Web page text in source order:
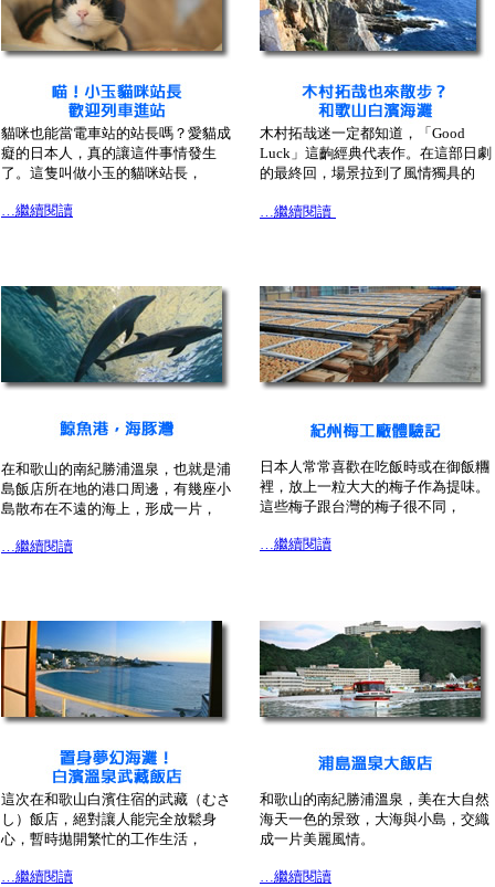
貓咪也能當電車站的站長嗎？愛貓成
癡的日本人，真的讓這件事情發生
了。這隻叫做小玉的貓咪站長，
…繼續閱讀
木村拓哉迷一定都知道，「Good
Luck」這齣經典代表作。在這部日劇
的最終回，場景拉到了風情獨具的
…繼續閱讀
在和歌山的南紀勝浦溫泉，也就是浦
島飯店所在地的港口周邊，有幾座小
島散布在不遠的海上，形成一片，
…繼續閱讀
日本人常常喜歡在吃飯時或在御飯糰
裡，放上一粒大大的梅子作為提味。
這些梅子跟台灣的梅子很不同，
…繼續閱讀
這次在和歌山白濱住宿的武藏（むさ
し）飯店，絕對讓人能完全放鬆身
心，暫時拋開繁忙的工作生活，
…繼續閱讀
和歌山的南紀勝浦溫泉，美在大自然
海天一色的景致，大海與小島，交織
成一片美麗風情。
…繼續閱讀